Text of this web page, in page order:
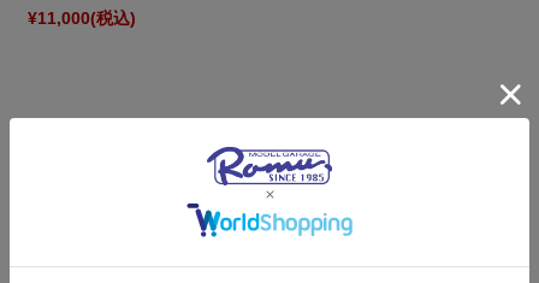
¥11,000(税込)